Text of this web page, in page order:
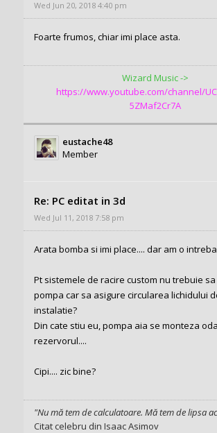
Wed Jun 20, 2018 4:40 pm
Foarte frumos, chiar imi place asta.
Wizard Music ->
https://www.youtube.com/channel/
5ZMaf2Cr7A
eustache48
Member
Re: PC editat in 3d
Wed Jul 11, 2018 7:58 pm
Arata bomba si imi place.... dar am o
Pt sistemele de racire custom nu trebuie
pompa car sa asigure circularea lichidului
instalatie?
Din cate stiu eu, pompa aia se monteza
rezervorul....
Cipi.... zic bine?
"Nu mă tem de calculatoare. Mă tem de lipsa
Citat celebru din Isaac Asimov